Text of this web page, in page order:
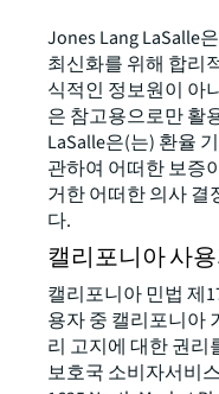
Jones Lang LaSalle
최신화를 위해 합리
식적인 정보원이 아
은 참고용으로만 활
LaSalle은(는) 환율
관하여 어떠한 보증
거한 어떠한 의사 결
다.
캘리포니아 사
캘리포니아 민법 제
용자 중 캘리포니아
리 고지에 대한 권
보호국 소비자서비